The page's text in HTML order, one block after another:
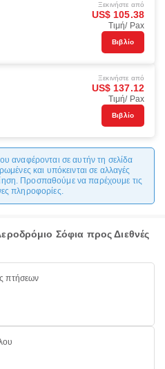
Ξεκινήστε από
US$ 105.38
Τιμή/ Pax
Βιβλίο
Ξεκινήστε από
US$ 137.12
Τιμή/ Pax
Βιβλίο
αναφέρονται σε αυτήν τη σελίδα
και υπόκεινται σε αλλαγές
Προσπαθούμε να παρέχουμε τις
πληροφορίες.
Σόφια προς Διεθνές
πτήσεων